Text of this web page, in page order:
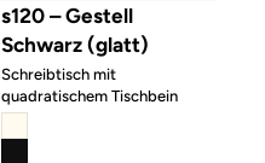
s120 – Gestell
Schwarz (glatt)
Schreibtisch mit
quadratischem Tischbein